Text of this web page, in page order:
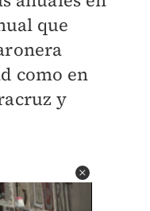
que
como en
y